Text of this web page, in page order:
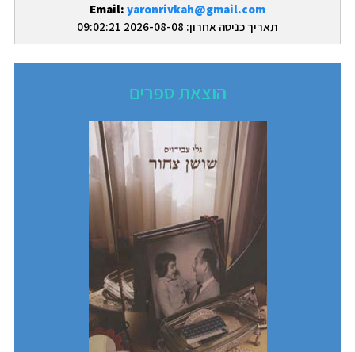
Email: yaronrivkah@gmail.com
תאריך כניסה אחרון: 2026-08-08 09:02:21
הוצאת ספרים